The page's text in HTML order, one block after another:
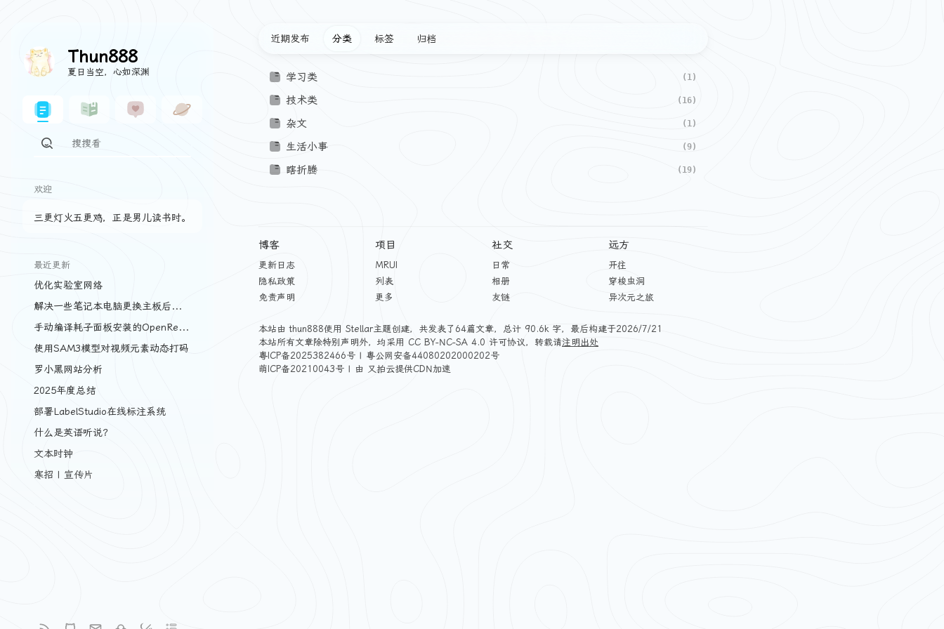
Thun888
夏日当空，心如深渊
欢迎
三更灯火五更鸡，正是男儿读书时。
最近更新
优化实验室网络
解决一些笔记本电脑更换主板后的问题
手动编译耗子面板安装的OpenResty
使用SAM3模型对视频元素动态打码
罗小黑网站分析
2025年度总结
部署LabelStudio在线标注系统
什么是英语听说？
文本时钟
寒招 | 宣传片
近期发布 分类 标签 归档
学习类 (1)
技术类 (16)
杂文 (1)
生活小事 (9)
瞎折腾 (19)
博客
更新日志
隐私政策
免责声明
项目
MRUI
列表
更多
社交
日常
相册
友链
远方
开往
穿梭虫洞
异次元之旅
本站由thun888使用 Stellar主题创建，共发表了64篇文章，总计 90.6k 字，最后构建于2026/7/21
本站所有文章除特别声明外，均采用 CC BY-NC-SA 4.0 许可协议，转载请注明出处
粤ICP备2025382466号 | 粤公网安备44080202000202号
萌ICP备20210043号 | 由 又拍云提供CDN加速